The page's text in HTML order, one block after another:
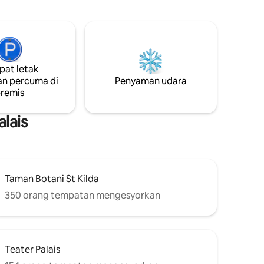
One
halaman terpencil. Masa daftar
masuk/keluar tidak boleh dirunding
letak
percuma di
Penyaman udara
Taman Botani St Kilda
350 orang tempatan mengesyorkan
Teater Palais